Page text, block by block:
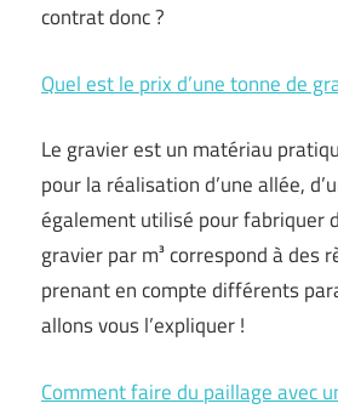
contrat donc ?
Quel est le prix d’une tonne de
Le gravier est un matériau
pour la réalisation d’une allée,
également utilisé pour fabriquer
gravier par m³ correspond à des
prenant en compte différents
allons vous l’expliquer !
Comment faire du paillage avec